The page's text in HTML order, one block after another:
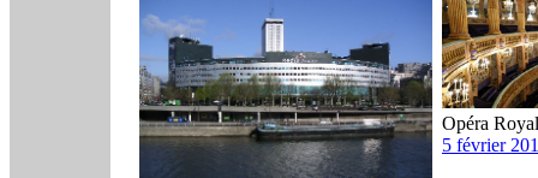
Opéra
5 février